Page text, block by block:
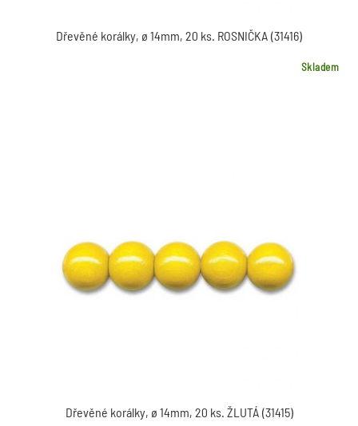
Dřevěné korálky, ø 14mm, 20 ks. ROSNIČKA (31416)
Skladem
Dřevěné korálky, ø 14mm, 20 ks. ŽLUTÁ (31415)